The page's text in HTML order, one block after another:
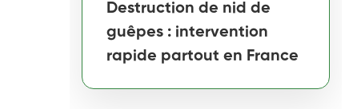
Destruction de nid de
guêpes : intervention
rapide partout en France